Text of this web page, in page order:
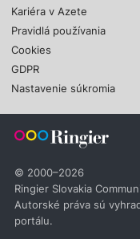
Kariéra v Azete
Pravidlá používania
Cookies
GDPR
Nastavenie súkromia
© 2000–2026
Ringier Slovakia
Autorské práva sú
portálu.